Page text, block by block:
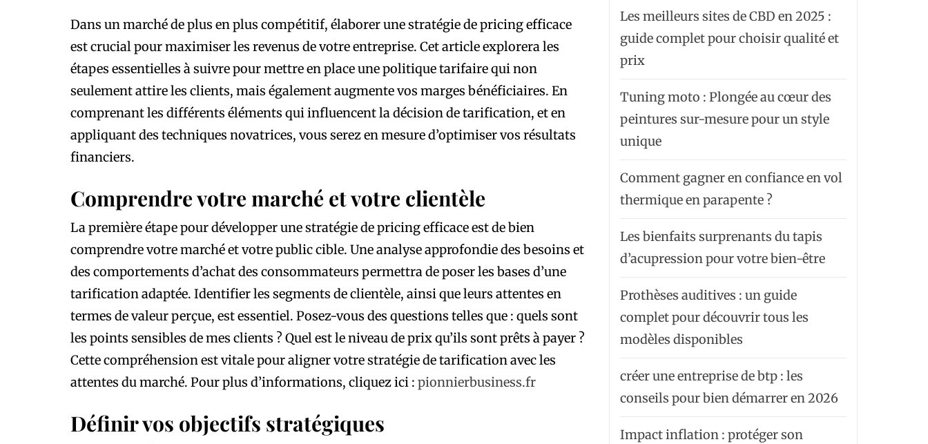
Dans un marché de plus en plus compétitif, élaborer une stratégie de pricing efficace
est crucial pour maximiser les revenus de votre entreprise. Cet article explorera les
étapes essentielles à suivre pour mettre en place une politique tarifaire qui non
seulement attire les clients, mais également augmente vos marges bénéficiaires. En
comprenant les différents éléments qui influencent la décision de tarification, et en
appliquant des techniques novatrices, vous serez en mesure d’optimiser vos résultats
financiers.
Comprendre votre marché et votre clientèle
La première étape pour développer une stratégie de pricing efficace est de bien
comprendre votre marché et votre public cible. Une analyse approfondie des besoins et
des comportements d’achat des consommateurs permettra de poser les bases d’une
tarification adaptée. Identifier les segments de clientèle, ainsi que leurs attentes en
termes de valeur perçue, est essentiel. Posez-vous des questions telles que : quels sont
les points sensibles de mes clients ? Quel est le niveau de prix qu’ils sont prêts à payer ?
Cette compréhension est vitale pour aligner votre stratégie de tarification avec les
attentes du marché. Pour plus d’informations, cliquez ici : pionnierbusiness.fr
Définir vos objectifs stratégiques
Les meilleurs sites de CBD en 2025 :
guide complet pour choisir qualité et
prix
Tuning moto : Plongée au cœur des
peintures sur-mesure pour un style
unique
Comment gagner en confiance en vol
thermique en parapente ?
Les bienfaits surprenants du tapis
d’acupression pour votre bien-être
Prothèses auditives : un guide
complet pour découvrir tous les
modèles disponibles
créer une entreprise de btp : les
conseils pour bien démarrer en 2026
Impact inflation : protéger son